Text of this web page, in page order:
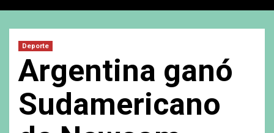
Deporte
Argentina ganó
Sudamericano